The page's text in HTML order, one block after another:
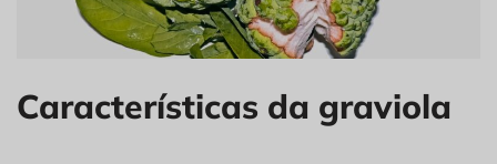
Características da graviola